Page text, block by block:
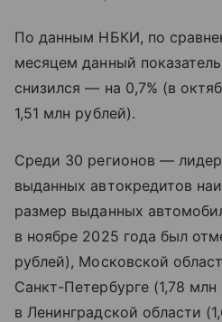
По данным НБКИ, по
месяцем данный
снизился — на 0,7% (в
1,51 млн рублей).
Среди 30 регионов —
выданных автокредитов
размер выданных
в ноябре 2025 года был
рублей), Московской
Санкт-Петербурге (1,78
в Ленинградской области